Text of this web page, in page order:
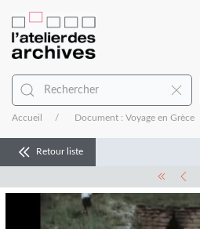
Accueil Document : Voyage en Grèce
Retour liste